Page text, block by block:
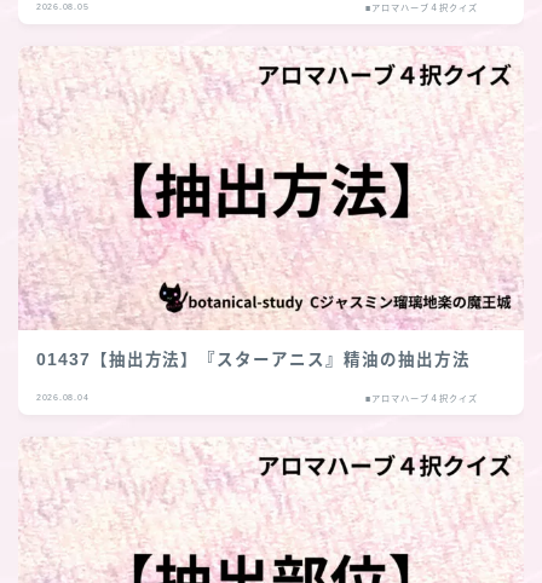
2026.08.05 ■アロマハーブ４択クイズ
01437【抽出方法】『スターアニス』精油の抽出方法
2026.08.04 ■アロマハーブ４択クイズ